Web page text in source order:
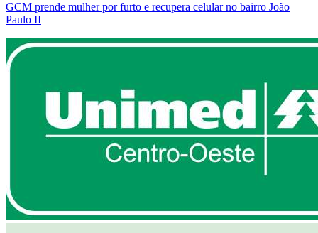
GCM prende mulher por furto e recupera celular no bairro João
Paulo II